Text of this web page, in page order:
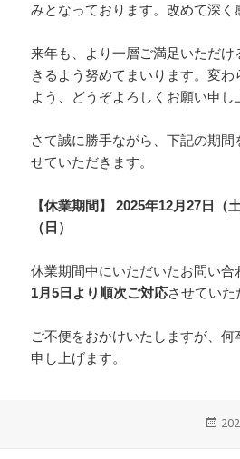
みとなっております。改めて深く
来年も、より一層ご満足いただ
きるよう努めてまいります。変
よう、どうぞよろしくお願い申し
さて誠に勝手ながら、下記の期間
せていただきます。
【休業期間】
2025年12月27日（
（日）
休業期間中にいただいたお問い合
1月5日より順次ご対応させていた
ご不便をおかけいたしますが、
申し上げます。
投